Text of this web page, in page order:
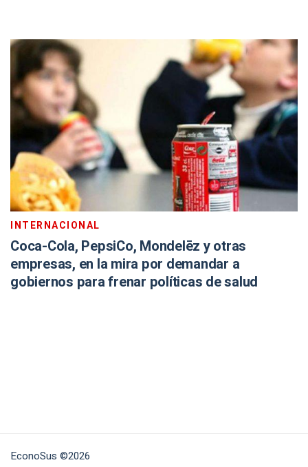
INTERNACIONAL
Coca-Cola, PepsiCo, Mondelēz y otras
empresas, en la mira por demandar a
gobiernos para frenar políticas de salud
EconoSus ©2026